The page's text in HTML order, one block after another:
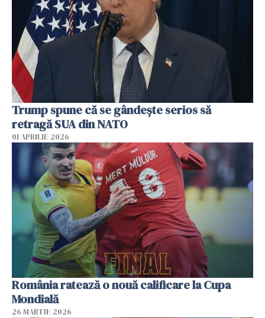
Trump spune că se gândeşte serios să
retragă SUA din NATO
01 APRILIE 2026
România ratează o nouă calificare la Cupa
Mondială
26 MARTIE 2026